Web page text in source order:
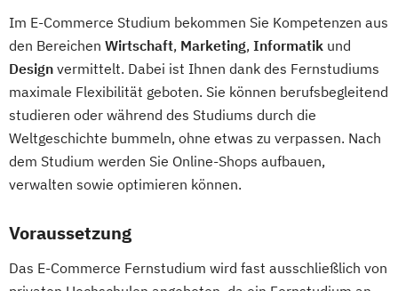
Internationales Marketing
Journalismus und digitale Kommunikation
Kindheitspädagogik
Kindheitspädagogik für Erzieher:innen
Kommunikationsdesign
Kommunikationspsychologie
Leitungshandeln in der Pädagogik
Logistikmanagement
Logopädie
Management (DE/EN)
Marketing
Im E-Commerce Studium bekommen Sie Kompetenzen aus
den Bereichen Wirtschaft, Marketing, Informatik und
Design vermittelt. Dabei ist Ihnen dank des Fernstudiums
maximale Flexibilität geboten. Sie können berufsbegleitend
studieren oder während des Studiums durch die
Weltgeschichte bummeln, ohne etwas zu verpassen. Nach
dem Studium werden Sie Online-Shops aufbauen,
verwalten sowie optimieren können.
Voraussetzung
Das E-Commerce Fernstudium wird fast ausschließlich von